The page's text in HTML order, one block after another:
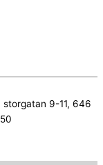
storgatan 9-11, 646